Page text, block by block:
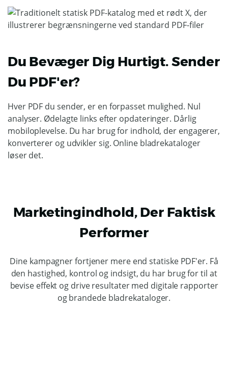
Du Bevæger Dig Hurtigt. Sender
Du PDF'er?
Hver PDF du sender, er en forpasset mulighed. Nul
analyser. Ødelagte links efter opdateringer. Dårlig
mobiloplevelse. Du har brug for indhold, der engagerer,
konverterer og udvikler sig. Online bladrekataloger
løser det.
Marketingindhold, Der Faktisk
Performer
Dine kampagner fortjener mere end statiske PDF'er. Få
den hastighed, kontrol og indsigt, du har brug for til at
bevise effekt og drive resultater med digitale rapporter
og brandede bladrekataloger.